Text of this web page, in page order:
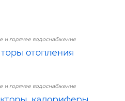
и горячее водоснабжение
отопления
и горячее водоснабжение